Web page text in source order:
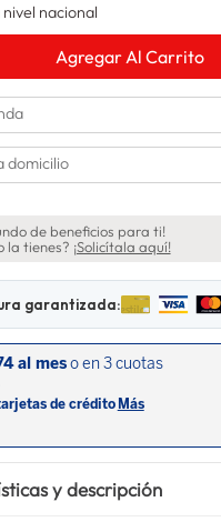
nivel nacional
Agregar Al Carrito
domicilio
de beneficios para ti!
la tienes? ¡Solicítala aquí!
garantizada:
y descripción